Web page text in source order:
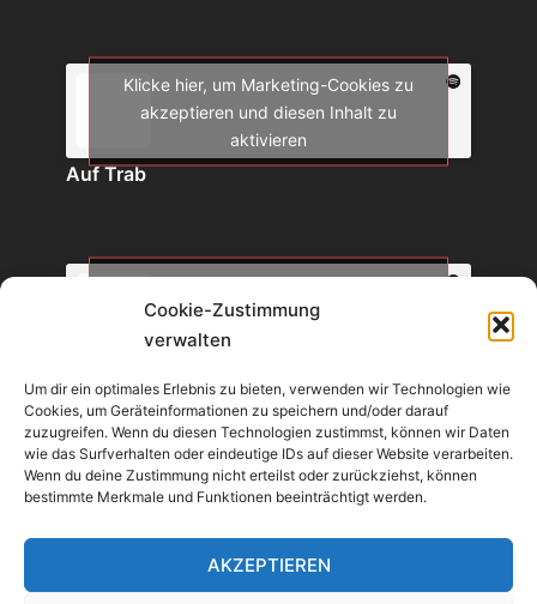
Cookie-Zustimmung
verwalten
Um dir ein optimales Erlebnis zu bieten, verwenden wir Technologien wie
Cookies, um Geräteinformationen zu speichern und/oder darauf
zuzugreifen. Wenn du diesen Technologien zustimmst, können wir Daten
wie das Surfverhalten oder eindeutige IDs auf dieser Website verarbeiten.
Wenn du deine Zustimmung nicht erteilst oder zurückziehst, können
bestimmte Merkmale und Funktionen beeinträchtigt werden.
AKZEPTIEREN
Klicke hier, um Marketing-Cookies zu
akzeptieren und diesen Inhalt zu
aktivieren
Auf Trab
Klicke hier, um Marketing-Cookies zu
akzeptieren und diesen Inhalt zu
Klicke hier, um Marketing-Cookies zu
akzeptieren und diesen Inhalt zu
aktivieren
Die Börsenminute